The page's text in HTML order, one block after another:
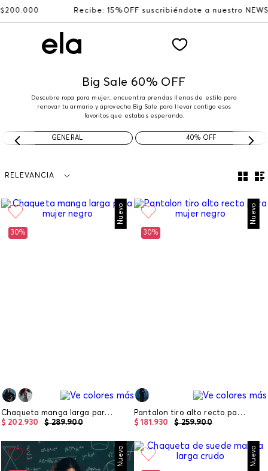
Recibe: 15%OFF suscribiéndote a nuestro NEWSLETTER
Big Sale 60% OFF
Descubre ropa para mujer, encuentra prendas llenas de estilo para
renovar tu armario y aprovecha Big Sale para llevar contigo esos
favoritos que estabas esperando.
GENERAL 40% OFF
RELEVANCIA
Nuevo
30%
Chaqueta manga larga para mujer
$ 289.900
$ 202.930
Nuevo
30%
Pantalon tiro alto recto para mujer
$ 259.900
$ 181 .930
Nuevo Nuevo